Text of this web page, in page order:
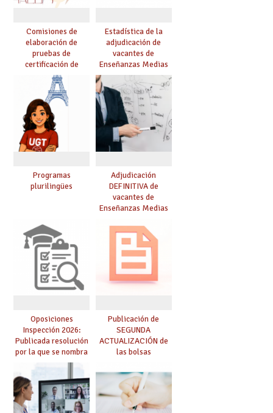
Comisiones de
elaboración de
pruebas de
certificación de
competencia
lingüística: publicada
resolución definitiva
Estadística de la
adjudicación de
vacantes de
Enseñanzas Medias
para el curso 26/27
Programas
plurilingües
Adjudicación
DEFINITIVA de
vacantes de
Enseñanzas Medias
Oposiciones
Inspección 2026:
Publicada resolución
por la que se nombra
funcionarios/as en
prácticas, se regulan
dichas prácticas y se
convoca acto público
de adjudicación
Publicación de
SEGUNDA
ACTUALIZACIÓN de
las bolsas
Cuerpo de Maestros
de especialidades
convocadas a
oposición